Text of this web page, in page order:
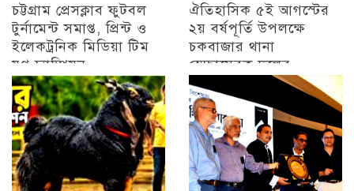
চট্টগ্রাম প্রেসক্লাব ফুটবল
টুর্নামেন্ট সমাপ্ত, প্রিন্ট ও
ইলেকট্রনিক মিডিয়া টিম
যুগ্ন চ্যাম্পিয়ন
চট্টগ্রাম
ঐতিহাসিক ৫ই আগস্টের
২য় বর্ষপূর্তি উপলক্ষে
চকবাজার থানা
স্বেচ্ছাসেবক দলের
প্রামাণ্যচিত্র প্রদর্শন ও
বিজয় মিছিল
চট্টগ্রাম